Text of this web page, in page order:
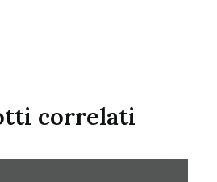
correlati